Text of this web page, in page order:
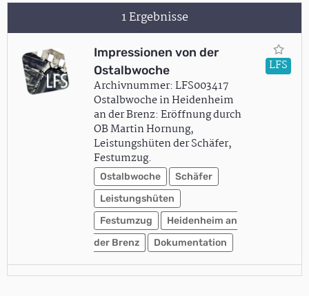
1 Ergebnisse
Impressionen von der
Ostalbwoche
Archivnummer: LFS003417
Ostalbwoche in Heidenheim
an der Brenz: Eröffnung durch
OB Martin Hornung,
Leistungshüten der Schäfer,
Festumzug.
Ostalbwoche
Schäfer
Leistungshüten
Festumzug
Heidenheim an
der Brenz
Dokumentation
LFS